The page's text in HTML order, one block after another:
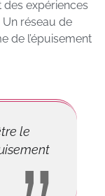
des expériences
Un réseau de
de l’épuisement
le